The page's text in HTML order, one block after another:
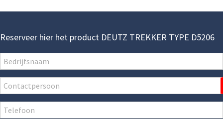
Reserveer hier het product DEUTZ TREKKER TYPE D5206